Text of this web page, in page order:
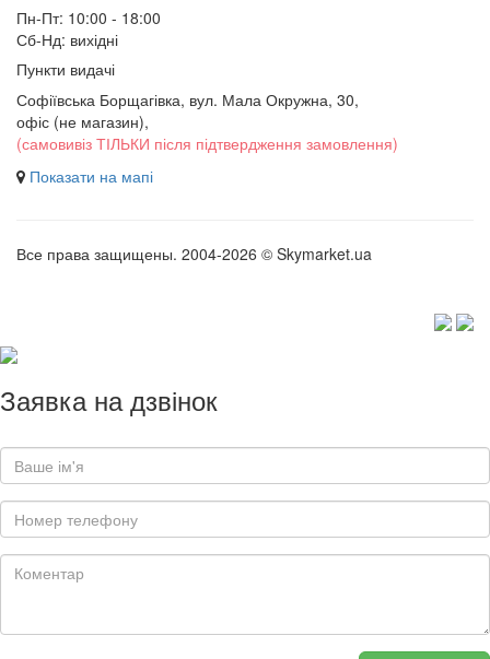
Пн-Пт: 10:00 - 18:00
Сб-Нд: вихідні
Пункти видачі
Софіївська Борщагівка, вул. Мала Окружна, 30,
офіс (не магазин),
(самовивіз ТІЛЬКИ після підтвердження замовлення)
Показати на мапі
Все права защищены. 2004-2026 © Skymarket.ua
Заявка на дзвінок